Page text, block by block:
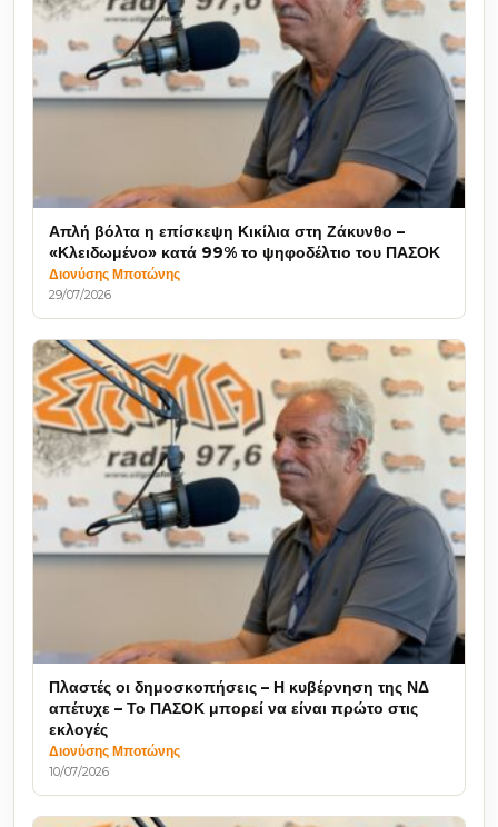
Απλή βόλτα η επίσκεψη Κικίλια στη Ζάκυνθο –
«Κλειδωμένο» κατά 99% το ψηφοδέλτιο του ΠΑΣΟΚ
Διονύσης Μποτώνης
29/07/2026
Πλαστές οι δημοσκοπήσεις – Η κυβέρνηση της ΝΔ
απέτυχε – Το ΠΑΣΟΚ μπορεί να είναι πρώτο στις
εκλογές
Διονύσης Μποτώνης
10/07/2026